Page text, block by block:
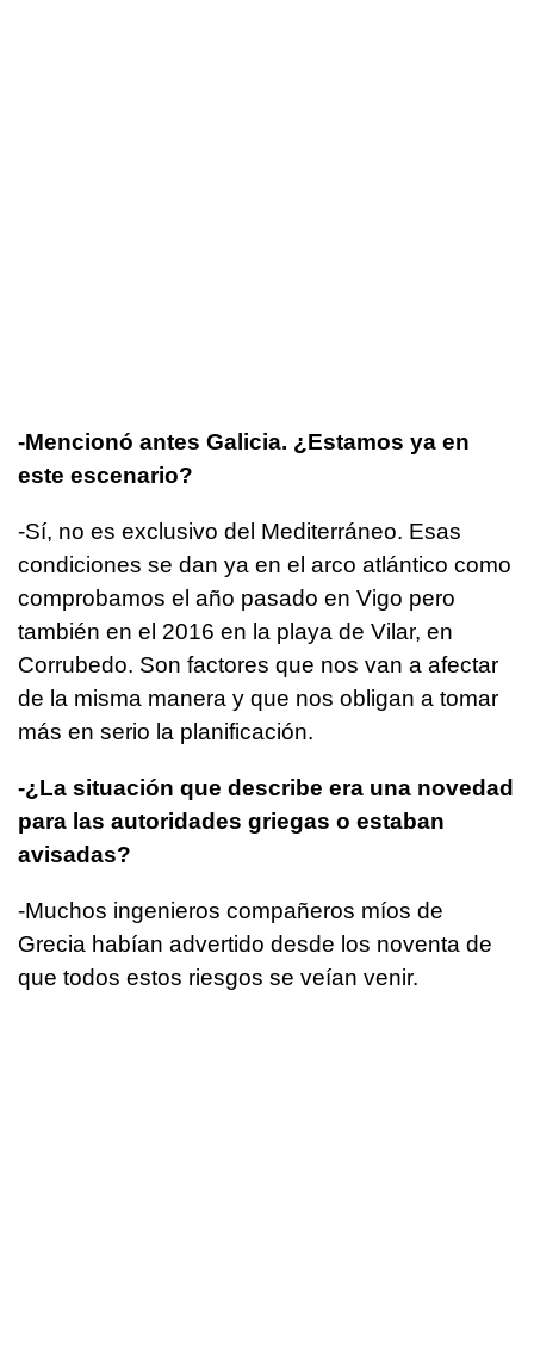
-Mencionó antes Galicia. ¿Estamos ya en
este escenario?
-Sí, no es exclusivo del Mediterráneo. Esas
condiciones se dan ya en el arco atlántico como
comprobamos el año pasado en Vigo pero
también en el 2016 en la playa de Vilar, en
Corrubedo. Son factores que nos van a afectar
de la misma manera y que nos obligan a tomar
más en serio la planificación.
-¿La situación que describe era una novedad
para las autoridades griegas o estaban
avisadas?
-Muchos ingenieros compañeros míos de
Grecia habían advertido desde los noventa de
que todos estos riesgos se veían venir.